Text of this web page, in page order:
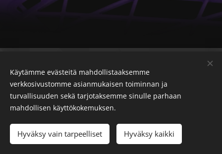
Sportia Matti, Tampereentie 24, 37500 Lempäälä, Puh: 03
3750 855
Yhteystiedot Toimitusehdot Evästeet
Käytämme evästeitä mahdollistaaksemme
verkkosivustomme asianmukaisen toiminnan ja
turvallisuuden sekä tarjotaksemme sinulle parhaan
mahdollisen käyttökokemuksen.
Hyväksy vain tarpeelliset Hyväksy kaikki